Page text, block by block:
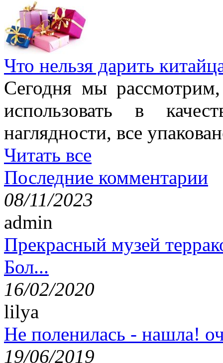
Что нельзя дарить
Сегодня мы
использовать в
наглядности, все
Читать все
Последние комментарии
08/11/2023
admin
Прекрасный музей
Бол...
16/02/2020
lilya
Не поленилась - нашла!
19/06/2019